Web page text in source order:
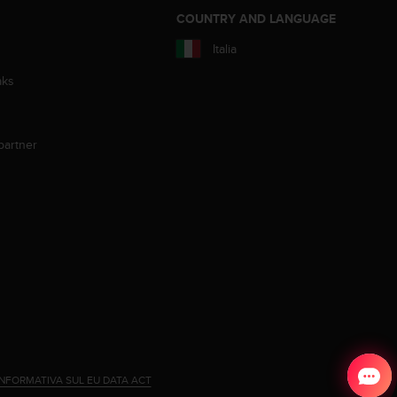
COUNTRY AND LANGUAGE
Italia
SUL EU DATA ACT